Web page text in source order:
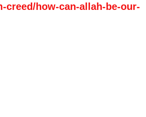
creed/how-can-allah-be-our-